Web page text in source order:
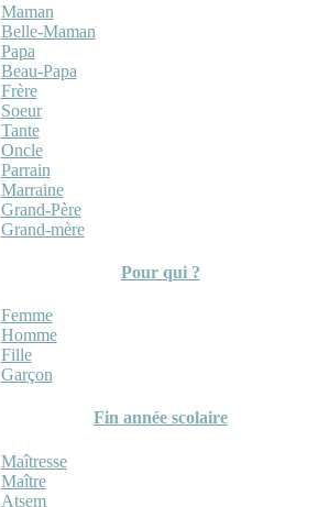
Maman
Belle-Maman
Papa
Beau-Papa
Frère
Soeur
Tante
Oncle
Parrain
Marraine
Grand-Père
Grand-mère
Pour qui ?
Femme
Homme
Fille
Garçon
Fin année scolaire
Maîtresse
Maître
Atsem